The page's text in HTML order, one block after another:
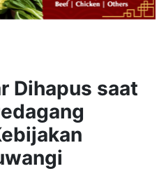
Dihapus saat